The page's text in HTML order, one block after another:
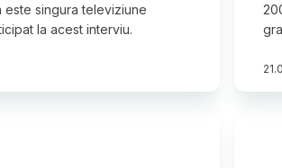
este singura televiziune
la acest interviu.
21.